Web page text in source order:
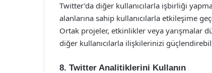
Twitter’da diğer kullanıcılarla işbirliği
alanlarına sahip kullanıcılarla etkileşime
Ortak projeler, etkinlikler veya yarışmalar
diğer kullanıcılarla ilişkilerinizi
8. Twitter Analitiklerini Kullanın